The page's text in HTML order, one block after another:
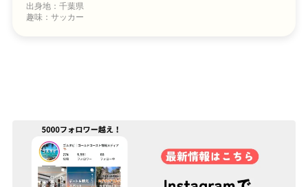
出身地：千葉県
趣味：サッカー